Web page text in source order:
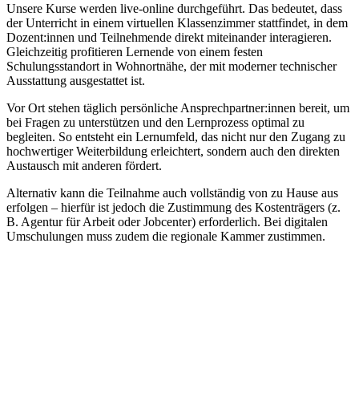
Unsere Kurse werden live-online durchgeführt. Das bedeutet, dass
der Unterricht in einem virtuellen Klassenzimmer stattfindet, in dem
Dozent:innen und Teilnehmende direkt miteinander interagieren.
Gleichzeitig profitieren Lernende von einem festen
Schulungsstandort in Wohnortnähe, der mit moderner technischer
Ausstattung ausgestattet ist.
Vor Ort stehen täglich persönliche Ansprechpartner:innen bereit, um
bei Fragen zu unterstützen und den Lernprozess optimal zu
begleiten. So entsteht ein Lernumfeld, das nicht nur den Zugang zu
hochwertiger Weiterbildung erleichtert, sondern auch den direkten
Austausch mit anderen fördert.
Alternativ kann die Teilnahme auch vollständig von zu Hause aus
erfolgen – hierfür ist jedoch die Zustimmung des Kostenträgers (z.
B. Agentur für Arbeit oder Jobcenter) erforderlich. Bei digitalen
Umschulungen muss zudem die regionale Kammer zustimmen.